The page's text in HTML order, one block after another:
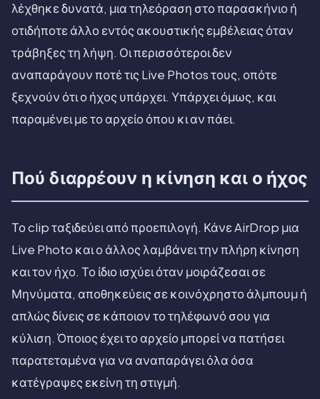
λέχθηκε δυνατά, μια τηλεόραση στο παρασκήνιο ή
οτιδήποτε άλλο εντός ακουστικής εμβέλειας όταν
τράβηξες τη λήψη. Οι περισσότεροι δεν
αναπαράγουν ποτέ τις Live Photos τους, οπότε
ξεχνούν ότι ο ήχος υπάρχει. Υπάρχει όμως, και
παραμένει με το αρχείο όπου κι αν πάει.
Πού διαρρέουν η κίνηση και ο ήχος
Το clip ταξιδεύει από προεπιλογή. Κάνε AirDrop μια
Live Photo και ο άλλος λαμβάνει την πλήρη κίνηση
και τον ήχο. Το ίδιο ισχύει όταν μοιράζεσαι σε
Μηνύματα, αποθηκεύεις σε κοινόχρηστο άλμπουμ ή
απλώς δίνεις σε κάποιον το τηλέφωνό σου για
κύλιση. Όποιος έχει το αρχείο μπορεί να πατήσει
παρατεταμένα για να αναπαράγει όλα όσα
κατέγραψες εκείνη τη στιγμή.